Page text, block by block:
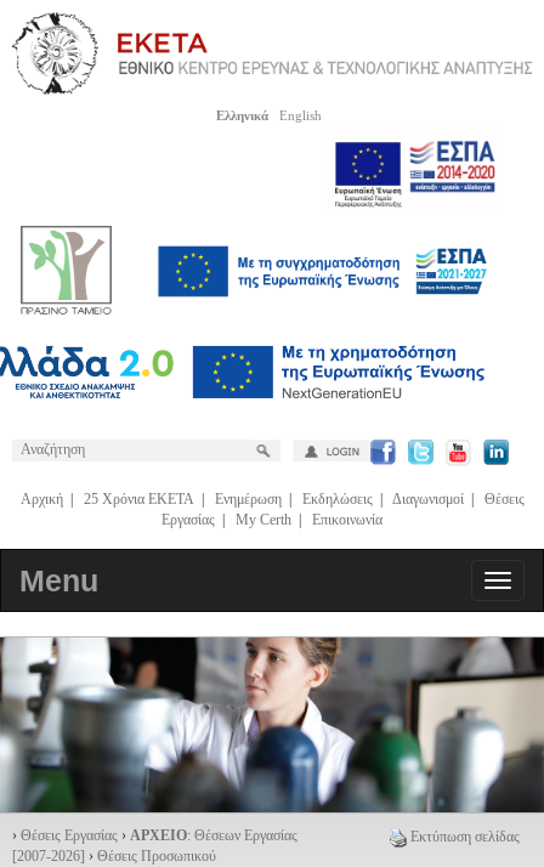
Ελληνικά English
Αρχική| 25 Χρόνια ΕΚΕΤΑ| Ενημέρωση| Εκδηλώσεις| Διαγωνισμοί| Θέσεις
Εργασίας
My Certh Επικοινωνία
Menu
Εκτύπωση σελίδας
› Θέσεις Εργασίας › ΑΡΧΕΙΟ: Θέσεων Εργασίας
[2007-2026] › Θέσεις Προσωπικού